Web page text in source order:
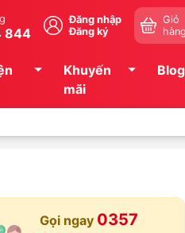
844
Đăng nhập
Đăng ký
Giỏ
hàng
Khuyến
mãi
Blog
Gọi ngay 0357